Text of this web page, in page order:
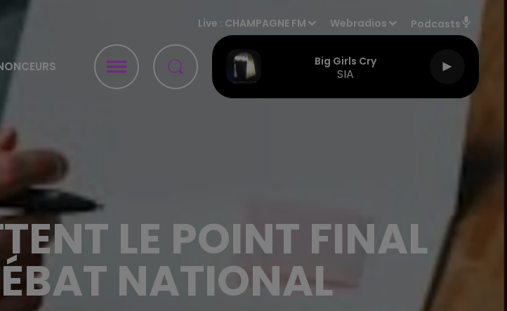
Live : CHAMPAGNE FM Webradios Podcasts
Big Girls Cry
SIA
LE POINT FINAL
NATIONAL